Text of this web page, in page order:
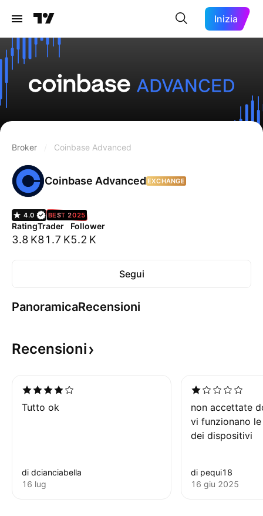
Inizia
Broker Coinbase Advanced
Coinbase Advanced EXCHANGE
4.0 BEST 2025
Rating
3.8 K
Trader
81.7 K
Follower
5.2 K
Segui
PanoramicaRecensioni
Recensioni
Tutto ok
di dcianciabella
16 lug
non accettate
vi funzionano
dei dispositivi
di pequi18
16 giu 2025